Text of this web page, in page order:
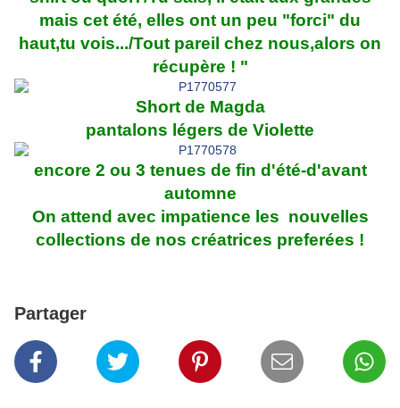
mais cet été, elles ont un peu "forci" du
haut,tu vois.../Tout pareil chez nous,alors on
récupère ! "
Short de Magda
pantalons légers de Violette
encore 2 ou 3 tenues de fin d'été-d'avant
automne
On attend avec impatience les nouvelles
collections de nos créatrices preferées !
Partager